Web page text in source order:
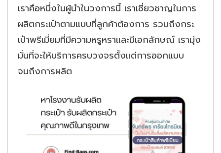
เราคือหนึ่งในผู้นำในวงการนี้ เราเชี่ยวชาญในการ
ผลิตกระเป๋าตามแบบที่ลูกค้าต้องการ รวมถึงกระ
เป๋าพรีเมี่ยมที่มีความหรูหราและมีเอกลักษณ์ เรามุ่ง
มั่นที่จะให้บริการครบวงจรตั้งแต่การออกแบบ
จนถึงการผลิต